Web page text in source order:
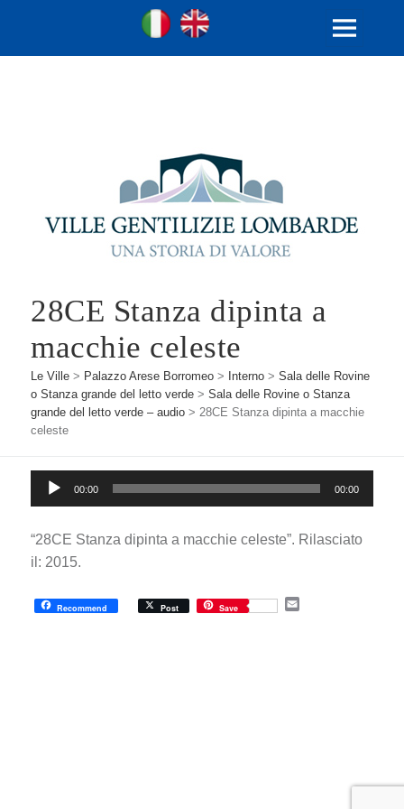
Ville Gentilizie Lombarde
Ita
MENU
28CE Stanza dipinta a
macchie celeste
Le Ville > Palazzo Arese Borromeo > Interno >Sala delle Rovine
o Stanza grande del letto verde >Sala delle Rovine o Stanza
grande del letto verde – audio >28CE Stanza dipinta a macchie
celeste
Player
00:00 00:00
“28CE Stanza dipinta a macchie celeste”. Rilasciato
il: 2015.
Recommend Post Save